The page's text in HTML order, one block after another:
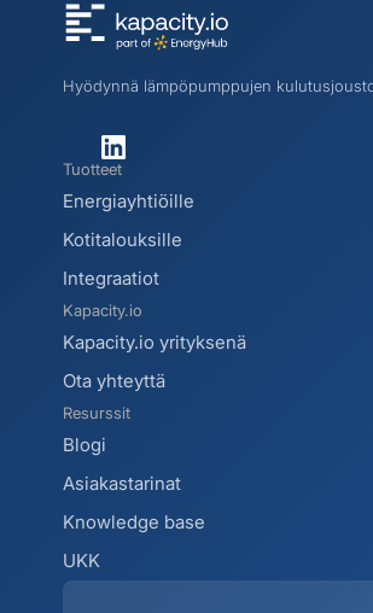
Hyödynnä lämpöpumppujen
Tuotteet
Energiayhtiöille
Kotitalouksille
Integraatiot
Kapacity.io
Kapacity.io yrityksenä
Ota yhteyttä
Resurssit
Blogi
Asiakastarinat
Knowledge base
UKK